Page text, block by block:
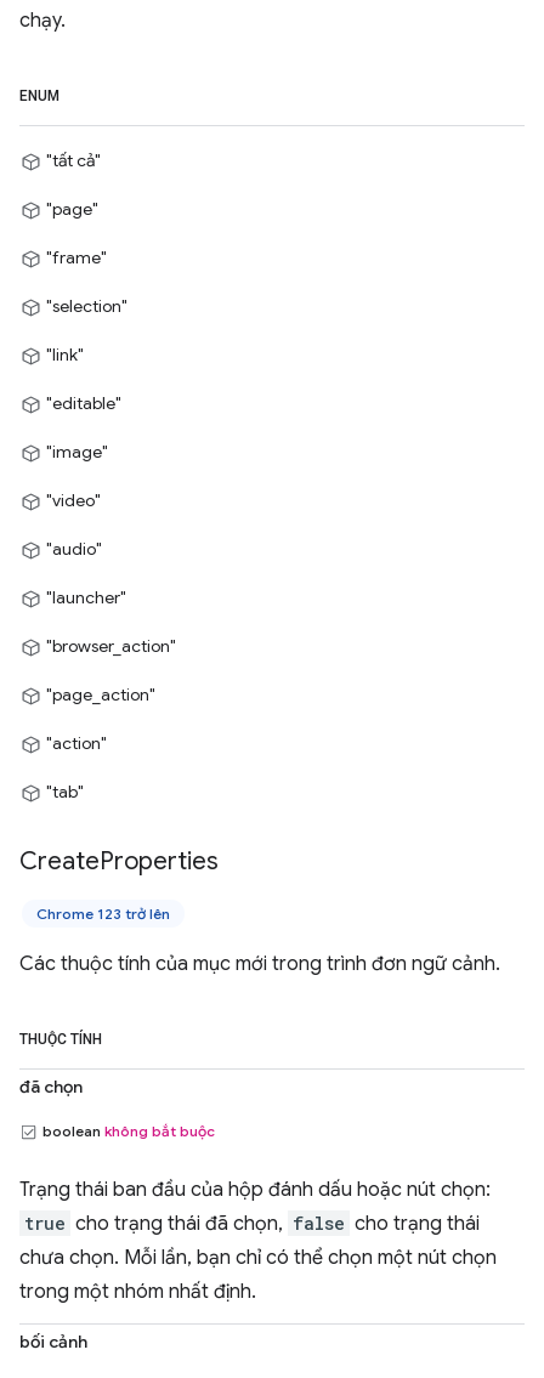
chạy.
ENUM
"tất cả"
"page"
"frame"
"selection"
"link"
"editable"
"image"
"video"
"audio"
"launcher"
"browser_action"
"page_action"
"action"
"tab"
CreateProperties
Chrome 123 trở lên
Các thuộc tính của mục mới trong trình đơn ngữ cảnh.
THUỘC TÍNH
đã chọn
boolean không bắt buộc
Trạng thái ban đầu của hộp đánh dấu hoặc nút chọn:
true cho trạng thái đã chọn, false cho trạng thái
chưa chọn. Mỗi lần, bạn chỉ có thể chọn một nút chọn
trong một nhóm nhất định.
bối cảnh